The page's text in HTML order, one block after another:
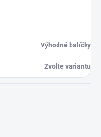
Výhodné balíčky
Zvolte variantu